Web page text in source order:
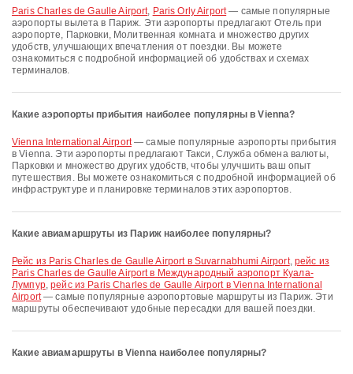
Paris Charles de Gaulle Airport, Paris Orly Airport— самые популярные
аэропорты вылета в Париж. Эти аэропорты предлагают Отель при
аэропорте, Парковки, Молитвенная комната и множество других
удобств, улучшающих впечатления от поездки. Вы можете
ознакомиться с подробной информацией об удобствах и схемах
терминалов.
Какие аэропорты прибытия наиболее популярны в Vienna?
Vienna International Airport— самые популярные аэропорты прибытия
в Vienna. Эти аэропорты предлагают Такси, Служба обмена валюты,
Парковки и множество других удобств, чтобы улучшить ваш опыт
путешествия. Вы можете ознакомиться с подробной информацией об
инфраструктуре и планировке терминалов этих аэропортов.
Какие авиамаршруты из Париж наиболее популярны?
рейс из Paris Charles de Gaulle Airport в Suvarnabhumi Airport, рейс из
Paris Charles de Gaulle Airport в Международный аэропорт Куала-
Лумпур,рейс из Paris Charles de Gaulle Airport в Vienna International
Airport— самые популярные аэропортовые маршруты из Париж. Эти
маршруты обеспечивают удобные пересадки для вашей поездки.
Какие авиамаршруты в Vienna наиболее популярны?